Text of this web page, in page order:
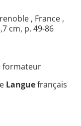
, France ,
cm, p. 49-86
formateur
Languefrançais